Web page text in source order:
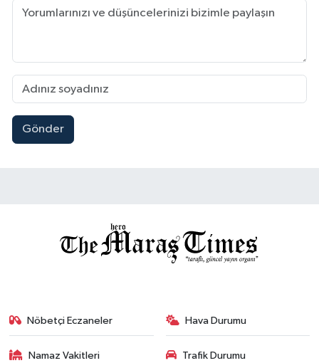
Gönder
Nöbetçi Eczaneler Hava Durumu
Namaz Vakitleri Trafik Durumu